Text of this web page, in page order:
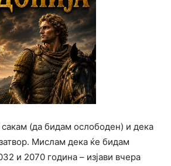
(да бидам ослободен) и дека
Мислам дека ќе бидам
и 2070 година – изјави вчера